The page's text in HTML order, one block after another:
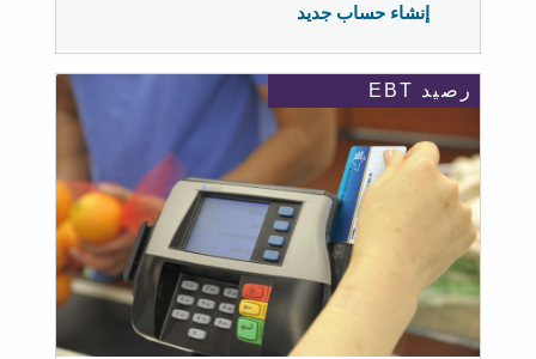
إنشاء حساب جديد
رصيد EBT